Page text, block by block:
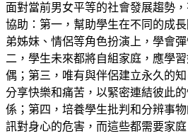
面對當前男女平等的社會發展趨勢
協助：第一，幫助學生在不同的成
弟姊妹、情侶等角色扮演上，學會
二，學生未來都將自組家庭，應學
偶；第三，唯有與伴侶建立永久的
分享快樂和痛苦，以緊密連結彼此
係；第四，培養學生批判和分辨事
訊對身心的危害，而這些都需要家